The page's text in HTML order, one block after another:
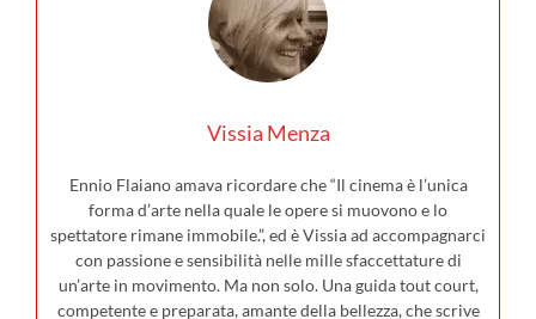
Vissia Menza
Ennio Flaiano amava ricordare che “Il cinema è l’unica
forma d’arte nella quale le opere si muovono e lo
spettatore rimane immobile.”, ed è Vissia ad accompagnarci
con passione e sensibilità nelle mille sfaccettature di
un’arte in movimento. Ma non solo. Una guida tout court,
competente e preparata, amante della bellezza, che scrive